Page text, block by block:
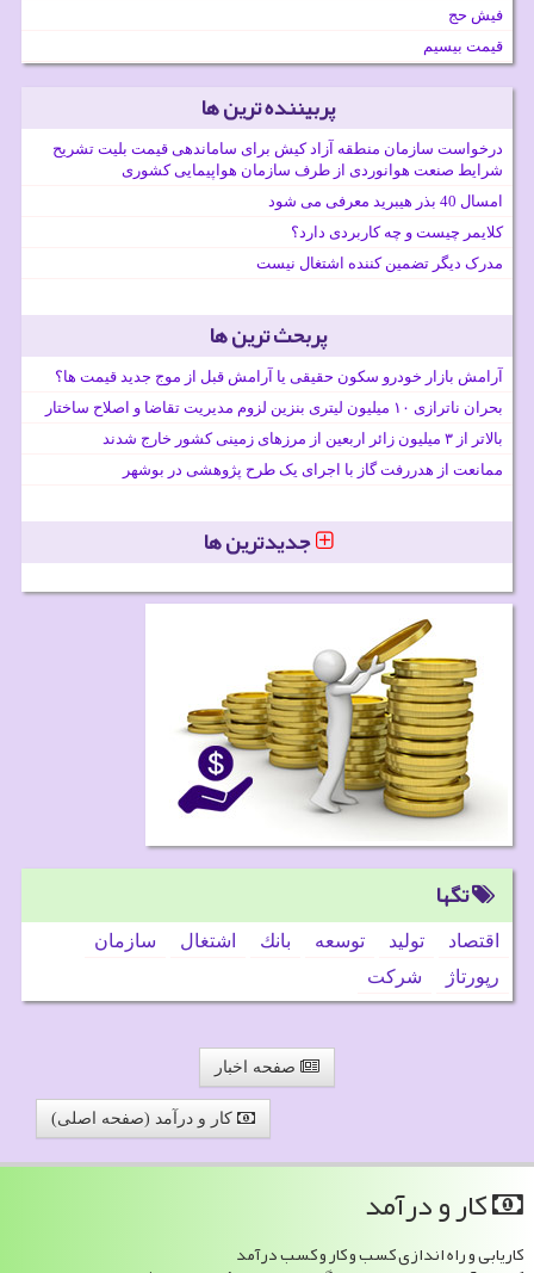
فیش حج
قیمت بیسیم
پربیننده ترین ها
درخواست سازمان منطقه آزاد کیش برای ساماندهی قیمت بلیت تشریح
شرایط صنعت هوانوردی از طرف سازمان هواپیمایی کشوری
امسال 40 بذر هیبرید معرفی می شود
کلایمر چیست و چه کاربردی دارد؟
مدرک دیگر تضمین کننده اشتغال نیست
پربحث ترین ها
آرامش بازار خودرو سکون حقیقی یا آرامش قبل از موج جدید قیمت ها؟
بحران ناترازی ۱۰ میلیون لیتری بنزین لزوم مدیریت تقاضا و اصلاح ساختار
بالاتر از ۳ میلیون زائر اربعین از مرزهای زمینی کشور خارج شدند
ممانعت از هدررفت گاز با اجرای یک طرح پژوهشی در بوشهر
جدیدترین ها
تگها
اقتصاد تولید توسعه بانك اشتغال
سازمان
رپورتاژ
شركت
صفحه اخبار
کار و درآمد (صفحه اصلی)
كار و درآمد
کاریابی و راه اندازی کسب و کار و کسب درآمد